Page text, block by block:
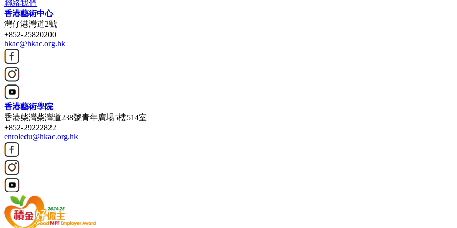
聯絡我們
香港藝術中心
灣仔港灣道2號
+852-25820200
hkac@hkac.org.hk
香港藝術學院
香港柴灣柴灣道238號青年廣場5樓514室
+852-29222822
enroledu@hkac.org.hk